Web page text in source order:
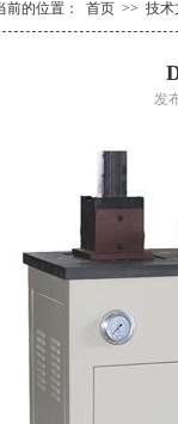
前的位置： 首页 >> 技术
发